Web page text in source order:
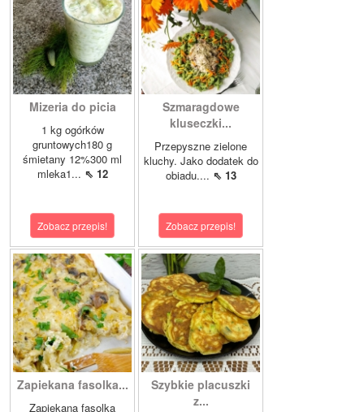
Mizeria do picia
1 kg ogórków
gruntowych180 g
śmietany 12%300 ml
mleka1... ⇖ 12
Zobacz przepis!
Szmaragdowe
kluseczki...
Przepyszne zielone
kluchy. Jako dodatek do
obiadu.... ⇖ 13
Zobacz przepis!
Zapiekana fasolka...
Zapiekana fasolka
Szybkie placuszki
z...